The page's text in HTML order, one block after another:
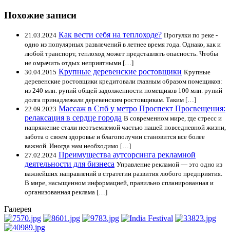
Похожие записи
21.03.2024 Как вести себя на теплоходе? Прогулки по реке -
одно из популярных развлечений в летнее время года. Однако, как и
любой транспорт, теплоход может представлять опасность. Чтобы
не омрачить отдых неприятными […]
30.04.2015 Крупные деревенские ростовщики Крупные
деревенские ростовщики кредитовали главным образом помещиков:
из 240 млн. рупий общей задолженности помещиков 100 млн. рупий
долга принадлежали деревенским ростовщикам. Таким […]
22.09.2023 Массаж в Спб у метро Проспект Просвещения:
релаксация в сердце города В современном мире, где стресс и
напряжение стали неотъемлемой частью нашей повседневной жизни,
забота о своем здоровье и благополучии становится все более
важной. Иногда нам необходимо […]
27.02.2024 Преимущества аутсорсинга рекламной
деятельности для бизнеса Управление рекламой — это одно из
важнейших направлений в стратегии развития любого предприятия.
В мире, насыщенном информацией, правильно спланированная и
организованная реклама […]
Галерея